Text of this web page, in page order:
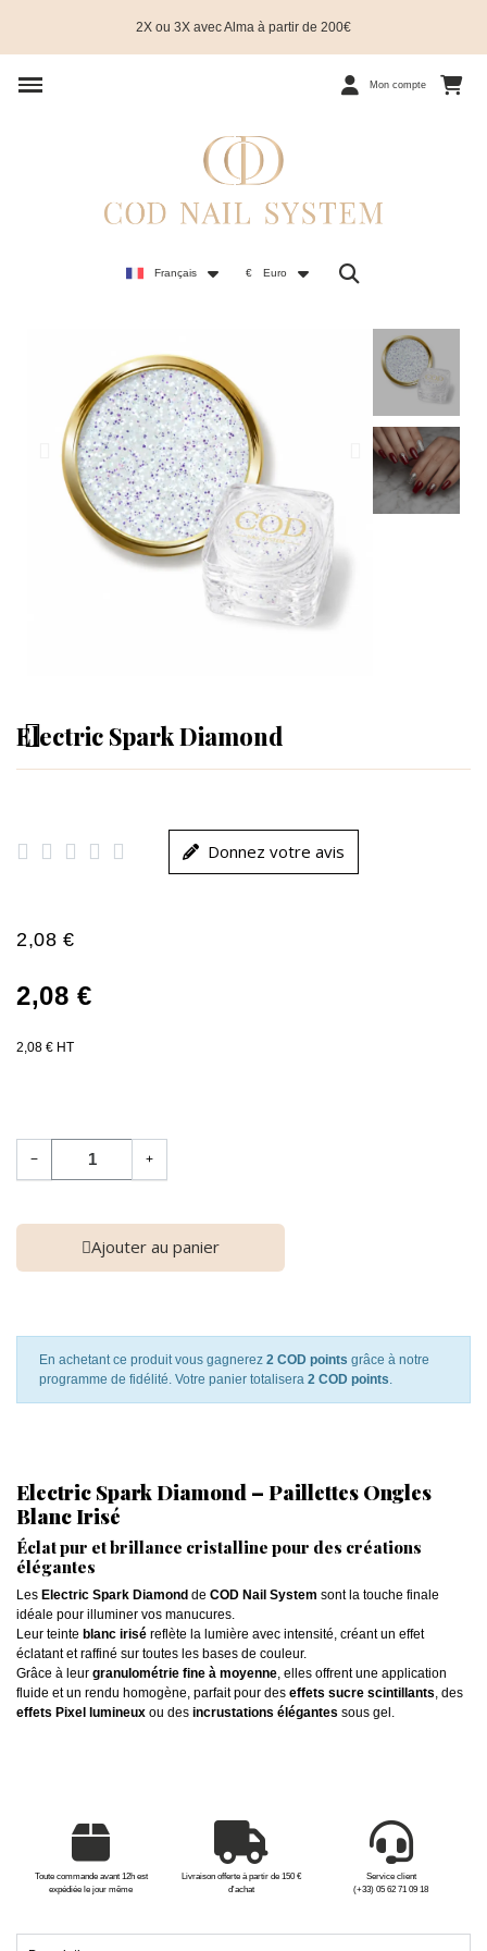
2X ou 3X avec Alma à partir de 200€
Mon compte
Français € Euro
Electric Spark Diamond
     Donnez votre avis
2,08 €
2,08 €
2,08 € HT
− +
Ajouter au panier
En achetant ce produit vous gagnerez 2 COD points grâce à notre
programme de fidélité. Votre panier totalisera 2 COD points.
Electric Spark Diamond – Paillettes Ongles
Blanc Irisé
Éclat pur et brillance cristalline pour des créations
élégantes
Les Electric Spark Diamond de COD Nail System sont la touche finale
idéale pour illuminer vos manucures.
Leur teinte blanc irisé reflète la lumière avec intensité, créant un effet
éclatant et raffiné sur toutes les bases de couleur.
Grâce à leur granulométrie fine à moyenne, elles offrent une application
fluide et un rendu homogène, parfait pour des effets sucre scintillants, des
effets Pixel lumineux ou des incrustations élégantes sous gel.
Toute commande avant 12h est
expédiée le jour même
Livraison offerte à partir de 150 €
d'achat
Service client
(+33) 05 62 71 09 18